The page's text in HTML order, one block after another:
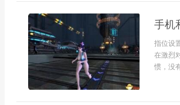
手机
指位设
在激烈
惯，没